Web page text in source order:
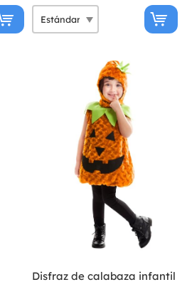
Disfraz de calabaza infantil